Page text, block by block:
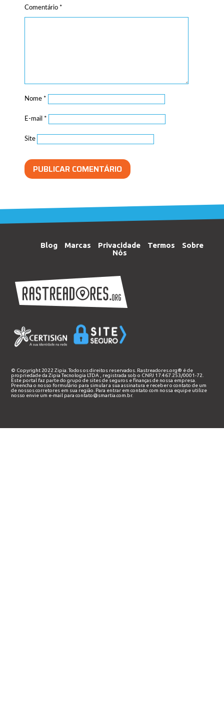
Comentário *
Nome *
E-mail *
Site
Blog Marcas Privacidade Termos
Sobre
Nós
© Copyright 2022 Zipia. Todos os direitos reservados. Rastreadores.org® é de
propriedade daZipia Tecnologia LTDA
, registrada sob o CNPJ 17.467.253/0001-72.
Este portal faz parte do grupo de sites de seguros e finanças de nossa empresa.
Preencha o nosso formulário para simular a sua assinatura e receber o contato de um
de nossos corretores em sua região. Para entrar em contato com nossa equipe utilize
nosso envie um e-mail paracontato@smartia.com.br.